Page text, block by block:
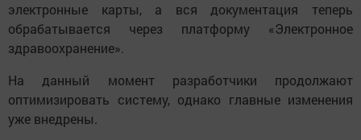
электронные карты, а вся документация теперь
обрабатывается через платформу «Электронное
здравоохранение».
На данный момент разработчики продолжают
оптимизировать систему, однако главные изменения
уже внедрены.